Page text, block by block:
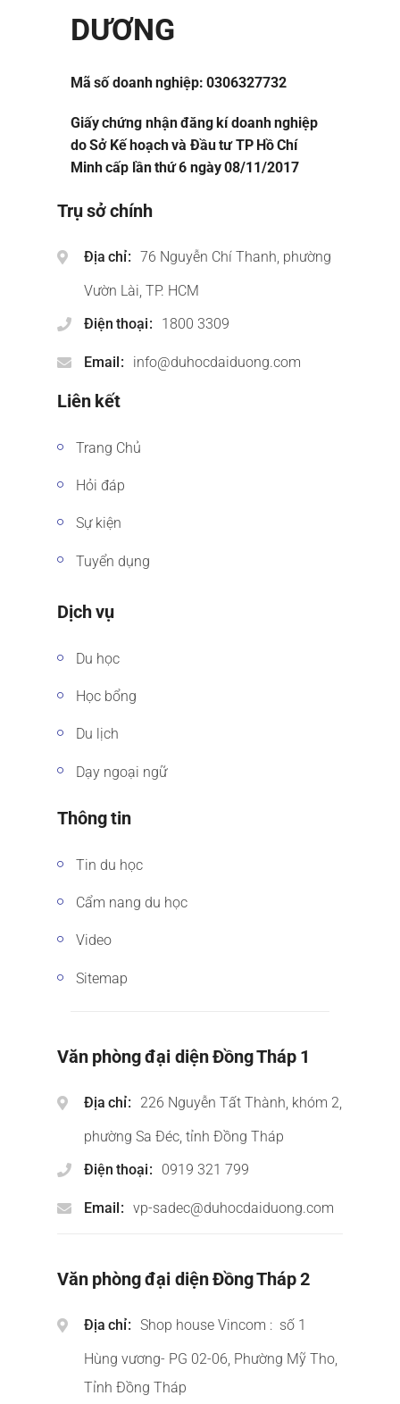
DƯƠNG
Mã số doanh nghiệp: 0306327732
Giấy chứng nhận đăng kí doanh nghiệp
do Sở Kế hoạch và Đầu tư TP Hồ Chí
Minh cấp lần thứ 6 ngày 08/11/2017
Trụ sở chính
Địa chỉ
76 Nguyễn Chí Thanh, phường
Vườn Lài, TP. HCM
Điện thoại
1800 3309
Email info@duhocdaiduong.com
Liên kết
Trang Chủ
Hỏi đáp
Sự kiện
Tuyển dụng
Dịch vụ
Du học
Học bổng
Du lịch
Dạy ngoại ngữ
Thông tin
Tin du học
Cẩm nang du học
Video
Sitemap
Văn phòng đại diện Đồng Tháp 1
Địa chỉ
226 Nguyễn Tất Thành, khóm 2,
phường Sa Đéc, tỉnh Đồng Tháp
Điện thoại
0919 321 799
Email vp-sadec@duhocdaiduong.com
Văn phòng đại diện Đồng Tháp 2
Địa chỉ
Shop house Vincom : số 1
Hùng vương- PG 02-06, Phường Mỹ Tho,
Tỉnh Đồng Tháp